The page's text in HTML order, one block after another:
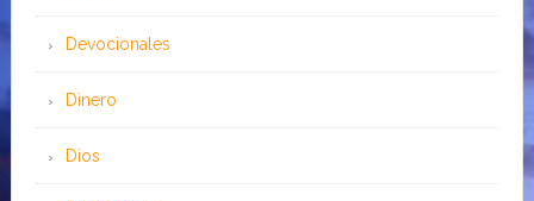
Devocionales
Dinero
Dios